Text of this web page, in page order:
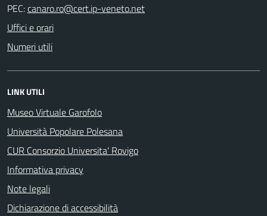
PEC:
Uffici e orari
Numeri utili
LINK UTILI
Museo Virtuale Garofolo
Università Popolare Polesana
CUR Consorzio Universita' Rovigo
Informativa privacy
Note legali
Dichiarazione di accessibilità